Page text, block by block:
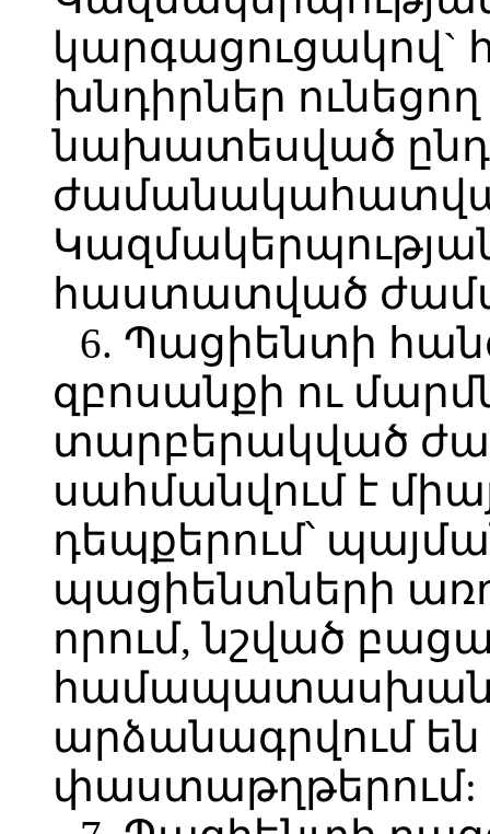
կարգացուցակով`
խնդիրներ
նախատեսված
հաստատված
6. Պացիենտի
զբոսանքի ու
տարբերակված
սահմանվում է
դեպքերում՝
պացիենտների
որում, նշված
համապատասխան
արձանագրվում
փաստաթղթերում: